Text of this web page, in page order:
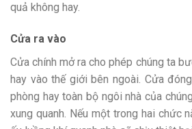
quả không hay.
Cửa ra vào
Cửa chính mở ra cho phép chúng ta
hay vào thế giới bên ngoài. Cửa
phòng hay toàn bộ ngôi nhà của
xung quanh. Nếu một trong hai chức